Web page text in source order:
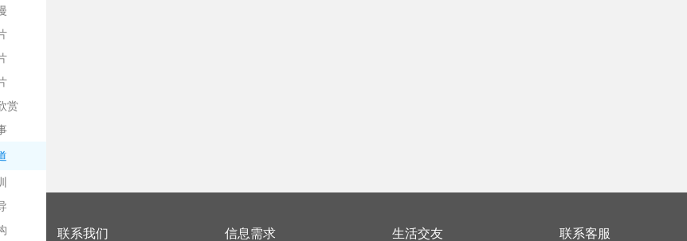
赏
联系我们 信息需求 生活交友 联系客服